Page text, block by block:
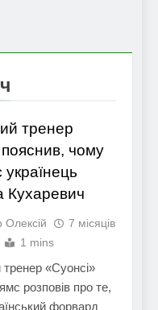
тренер
пояснив, чому
українець
Кухаревич
Олексій
7 місяців
1 mins
тренер «Суонсі»
розповів про те,
форвард